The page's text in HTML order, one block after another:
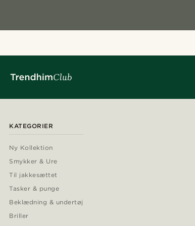
KATEGORIER
Ny Kollektion
Smykker & Ure
Til jakkesættet
Tasker & punge
Beklædning & undertøj
Briller